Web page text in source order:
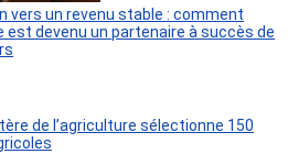
vers un revenu stable : comment
est devenu un partenaire à succès de
de l’agriculture sélectionne 150